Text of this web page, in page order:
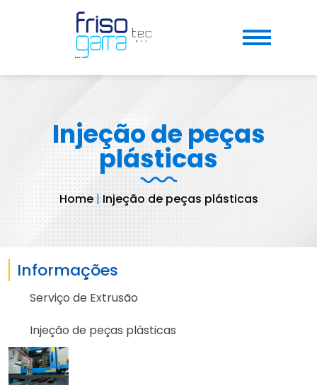
Injeção de peças
plásticas
Home| Injeção de peças plásticas
Informações
Serviço de Extrusão
Injeção de peças plásticas